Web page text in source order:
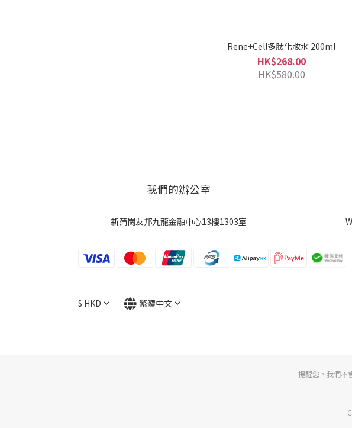
Rene+Cell多肽化妝水 200ml
HK$268.00
HK$580.00
我們的辦公室
新蒲崗友邦九龍金融中心13樓1303室
$ HKD 繁體中文
提醒您，我們不